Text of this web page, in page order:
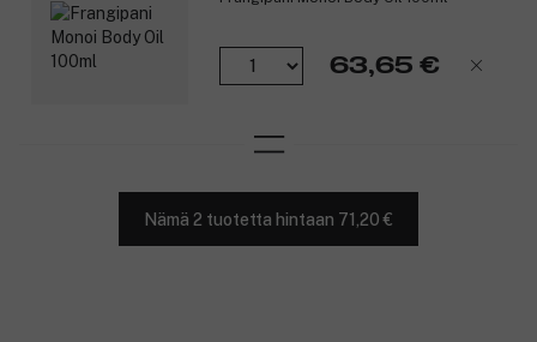
63,65 €
Nämä 2 tuotetta hintaan 71,20 €